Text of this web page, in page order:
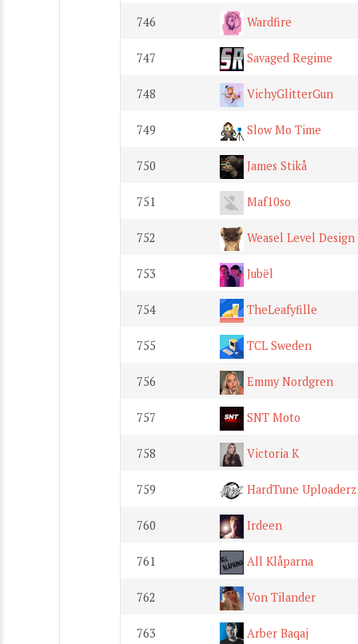
746 Wardfire
747 Savaged Regime
748 VichyGlitterGun
749 Slow Mo Time
750 James Stikå
751 Maf10so
752 Weasel Level Design
753 Jubël
754 TheLeafyfille
755 TCL Sweden
756 Emmy Nordgren
757 SNT Moto
758 Victoria K
759 HardTune
760 Irdeen
761 All Klåparna
762 Von Tilander
763 Arber Baqaj